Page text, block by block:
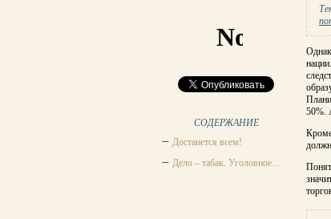
СОДЕРЖАНИЕ
Достанется всем!
Дело – табак. Уголовное…
50%.